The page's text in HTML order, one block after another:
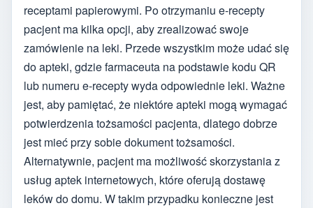
receptami papierowymi. Po otrzymaniu e-recepty
pacjent ma kilka opcji, aby zrealizować swoje
zamówienie na leki. Przede wszystkim może udać się
do apteki, gdzie farmaceuta na podstawie kodu QR
lub numeru e-recepty wyda odpowiednie leki. Ważne
jest, aby pamiętać, że niektóre apteki mogą wymagać
potwierdzenia tożsamości pacjenta, dlatego dobrze
jest mieć przy sobie dokument tożsamości.
Alternatywnie, pacjent ma możliwość skorzystania z
usług aptek internetowych, które oferują dostawę
leków do domu. W takim przypadku konieczne jest